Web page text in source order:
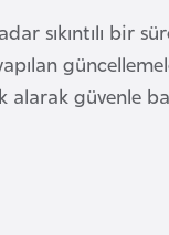
sıkıntılı bir
güvenle